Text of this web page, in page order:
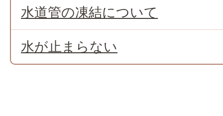
水道管の凍結について
水が止まらない